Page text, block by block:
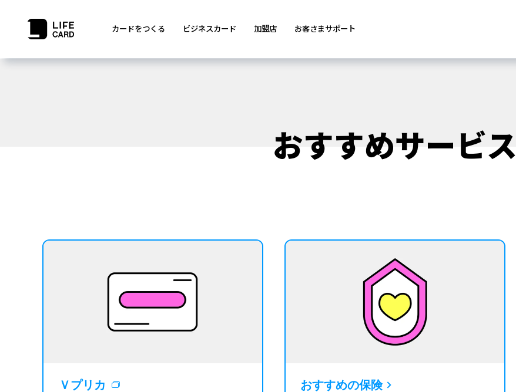
カードをつくる ビジネスカード 加盟店 お客さまサポート
おすすめサービス
Ｖプリカ おすすめの保険